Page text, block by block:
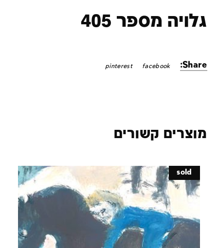
גלויה מספר 405
Share:
facebook
pinterest
מוצרים קשורים
sold